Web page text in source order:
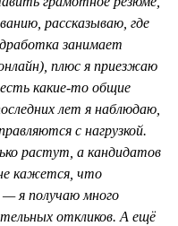
рассказываю, где
занимает
плюс я приезжаю
какие-то общие
лет я наблюдаю,
с нагрузкой.
растут, а кандидатов
кажется, что
я получаю много
откликов. А ещё